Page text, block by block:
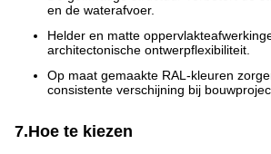
en de waterafvoer.
Helder en matte
architectonische ontwerpflexibiliteit.
Op maat gemaakte RAL-kleuren
consistente verschijning bij
7.Hoe te kiezen